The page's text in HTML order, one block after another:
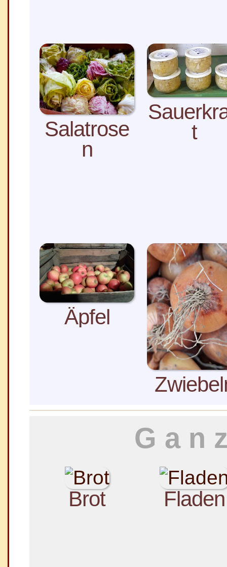
Salatrose
n
t
Äpfel
Brot Fladen